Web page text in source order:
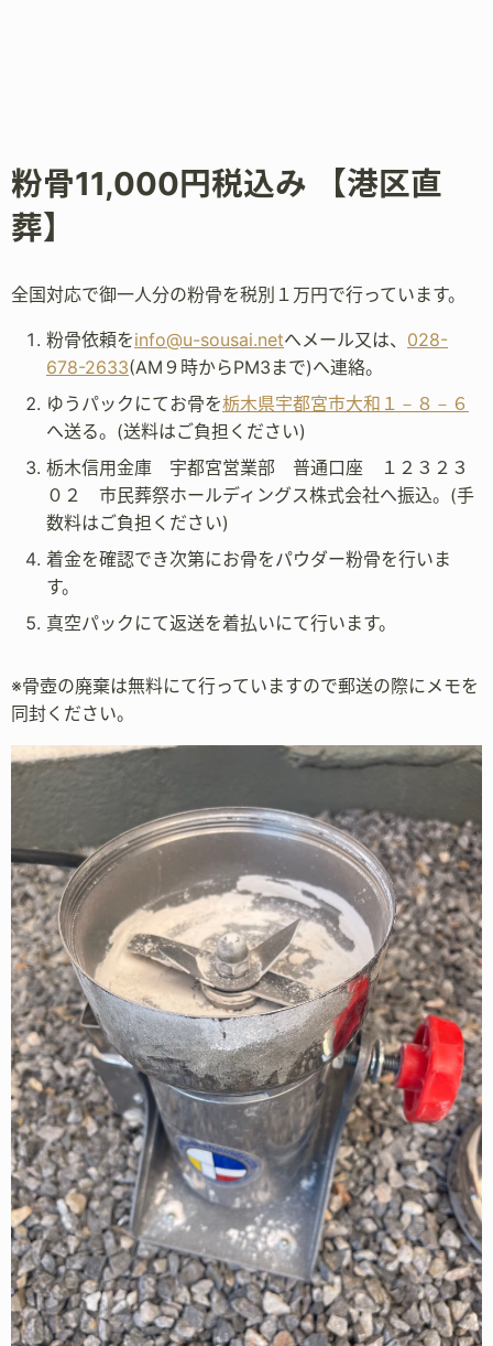
粉骨11,000円税込み 【港区直
葬】
全国対応で御一人分の粉骨を税別１万円で行っています。
粉骨依頼をinfo@u-sousai.netへメール又は、 028-
678-2633(AM９時からPM3まで)へ連絡。
ゆうパックにてお骨を栃木県宇都宮市大和１－８－６
へ送る。(送料はご負担ください)
栃木信用金庫 宇都宮営業部 普通口座 １２３２３
０２ 市民葬祭ホールディングス株式会社へ振込。(手
数料はご負担ください)
着金を確認でき次第にお骨をパウダー粉骨を行いま
す。
真空パックにて返送を着払いにて行います。
※骨壺の廃棄は無料にて行っていますので郵送の際にメモを
同封ください。